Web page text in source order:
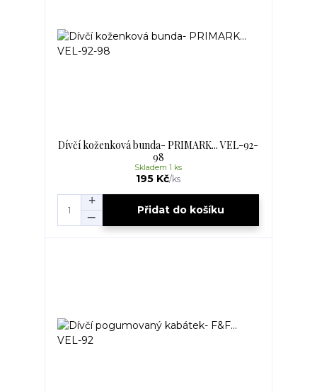
Dívčí koženková bunda- PRIMARK... VEL-92-
98
195 Kč/ks
Skladem 1 ks
Přidat do košíku